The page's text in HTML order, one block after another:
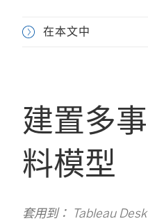
在本文中
建置多
料模型
套用到： Tableau